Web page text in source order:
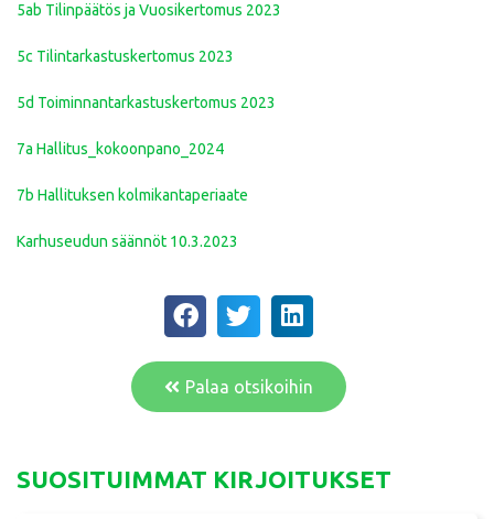
5ab Tilinpäätös ja Vuosikertomus 2023
5c Tilintarkastuskertomus 2023
5d Toiminnantarkastuskertomus 2023
7a Hallitus_kokoonpano_2024
7b Hallituksen kolmikantaperiaate
Karhuseudun säännöt 10.3.2023
Palaa otsikoihin
SUOSITUIMMAT KIRJOITUKSET